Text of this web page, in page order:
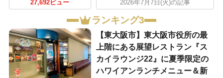
27,692ビュー 2026年7月7日(火)の記事
ランキング3
【東大阪市】東大阪市役所の最
上階にある展望レストラン『ス
カイラウンジ22』に夏季限定の
ハワイアンランチメニュー＆新